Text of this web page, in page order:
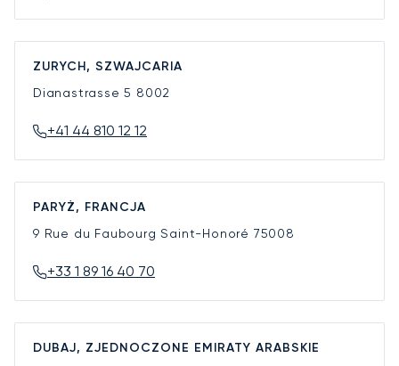
ZURYCH, SZWAJCARIA
Dianastrasse 5 8002
+41 44 810 12 12
PARYŻ, FRANCJA
9 Rue du Faubourg Saint-Honoré 75008
+33 1 89 16 40 70
DUBAJ, ZJEDNOCZONE EMIRATY ARABSKIE